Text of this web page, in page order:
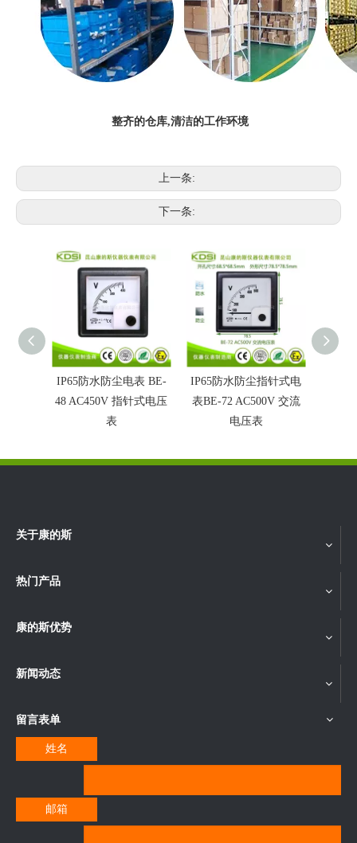
整齐的仓库,清洁的工作环境
上一条:
下一条:
IP65防水防尘电表 BE-
48 AC450V 指针式电压
表
IP65防水防尘指针式电
表BE-72 AC500V 交流
电压表
关于康的斯
热门产品
康的斯优势
新闻动态
留言表单
姓名
邮箱